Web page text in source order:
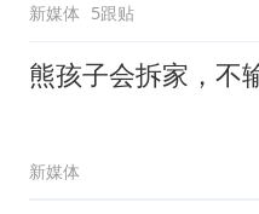
新媒体 5跟贴
熊孩子会拆家，不
新媒体